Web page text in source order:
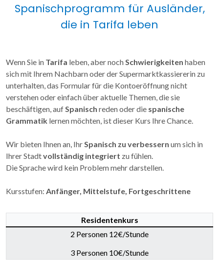
Spanischprogramm für Ausländer,
die in Tarifa leben
Wenn Sie in Tarifa leben, aber noch Schwierigkeiten haben
sich mit Ihrem Nachbarn oder der Supermarktkassiererin zu
unterhalten, das Formular für die Kontoeröffnung nicht
verstehen oder einfach über aktuelle Themen, die sie
beschäftigen, auf Spanisch reden oder die spanische
Grammatik lernen möchten, ist dieser Kurs Ihre Chance.
Wir bieten Ihnen an, Ihr Spanisch zu verbessern um sich in
Ihrer Stadtvollständig integriert zu fühlen.
Die Sprache wird kein Problem mehr darstellen.
Kursstufen: Anfänger, Mittelstufe, Fortgeschrittene
Residentenkurs
2 Personen 12€/Stunde
3 Personen 10€/Stunde